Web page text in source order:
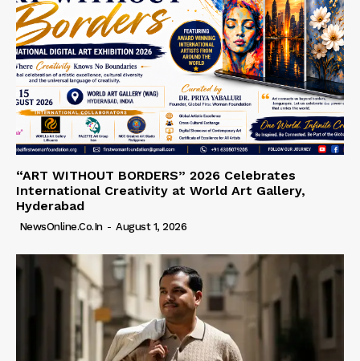
“ART WITHOUT BORDERS” 2026 Celebrates
International Creativity at World Art Gallery,
Hyderabad
NewsOnline.co.in - August 1, 2026